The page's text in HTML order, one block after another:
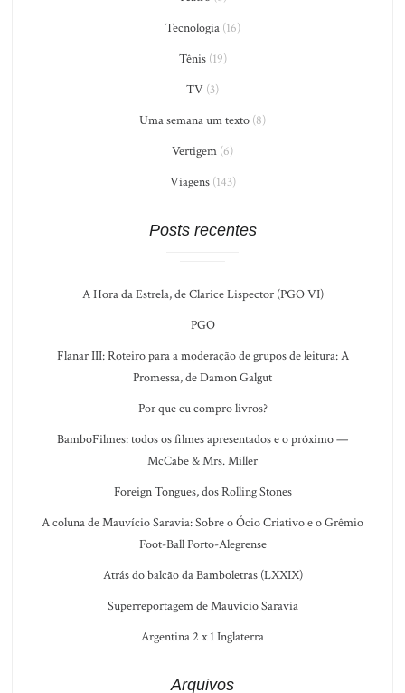
Tecnologia(16)
Tênis(19)
TV (3)
Uma semana um texto (8)
Vertigem (6)
Viagens(143)
Posts recentes
A Hora da Estrela, de Clarice Lispector (PGO VI)
PGO
Flanar III: Roteiro para a moderação de grupos de leitura: A
Promessa, de Damon Galgut
Por que eu compro livros?
BamboFilmes: todos os filmes apresentados e o próximo —
McCabe & Mrs. Miller
Foreign Tongues, dos Rolling Stones
A coluna de Mauvício Saravia: Sobre o Ócio Criativo e o Grêmio
Foot-Ball Porto-Alegrense
Atrás do balcão da Bamboletras (LXXIX)
Superreportagem de Mauvício Saravia
Argentina 2 x 1 Inglaterra
Arquivos